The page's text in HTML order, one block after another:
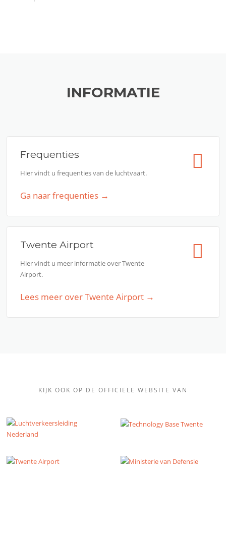
INFORMATIE
Frequenties
Hier vindt u frequenties van de luchtvaart.
Ga naar frequenties →
Twente Airport
Hier vindt u meer informatie over Twente
Airport.
Lees meer over Twente Airport →
KIJK OOK OP DE OFFICIËLE WEBSITE VAN